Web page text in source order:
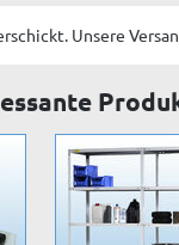
Unsere